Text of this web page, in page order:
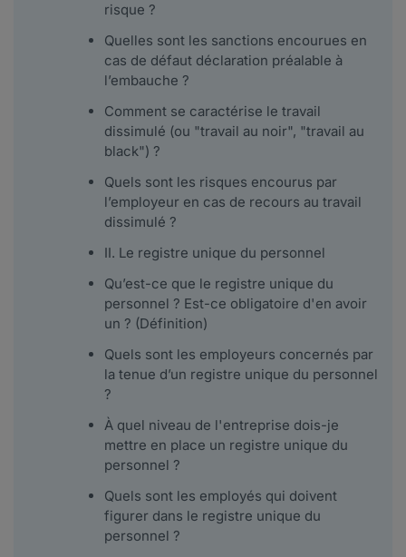
risque ?
Quelles sont les sanctions encourues en
cas de défaut déclaration préalable à
l’embauche ?
Comment se caractérise le travail
dissimulé (ou "travail au noir", "travail au
black") ?
Quels sont les risques encourus par
l’employeur en cas de recours au travail
dissimulé ?
II. Le registre unique du personnel
Qu’est-ce que le registre unique du
personnel ? Est-ce obligatoire d'en avoir
un ? (Définition)
Quels sont les employeurs concernés par
la tenue d’un registre unique du personnel
?
À quel niveau de l'entreprise dois-je
mettre en place un registre unique du
personnel ?
Quels sont les employés qui doivent
figurer dans le registre unique du
personnel ?